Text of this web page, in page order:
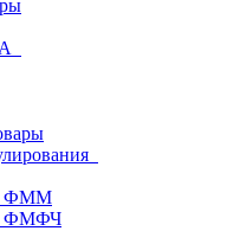
ФММ
ФМФЧ